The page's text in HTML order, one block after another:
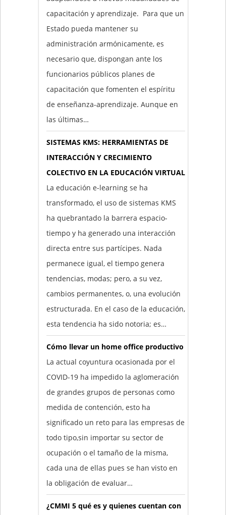
capacitación y aprendizaje. Para que un
Estado pueda mantener su
administración armónicamente, es
necesario que, dispongan ante los
funcionarios públicos planes de
capacitación que fomenten el espíritu
de enseñanza-aprendizaje. Aunque en
las últimas…
SISTEMAS KMS: HERRAMIENTAS DE
INTERACCIÓN Y CRECIMIENTO
COLECTIVO EN LA EDUCACIÓN VIRTUAL
La educación e-learning se ha
transformado, el uso de sistemas KMS
ha quebrantado la barrera espacio-
tiempo y ha generado una interacción
directa entre sus partícipes. Nada
permanece igual, el tiempo genera
tendencias, modas; pero, a su vez,
cambios permanentes, o, una evolución
estructurada. En el caso de la educación,
esta tendencia ha sido notoria; es…
Cómo llevar un home office productivo
La actual coyuntura ocasionada por el
COVID-19 ha impedido la aglomeración
de grandes grupos de personas como
medida de contención, esto ha
significado un reto para las empresas de
todo tipo,sin importar su sector de
ocupación o el tamaño de la misma,
cada una de ellas pues se han visto en
la obligación de evaluar…
¿CMMI 5 qué es y quienes cuentan con